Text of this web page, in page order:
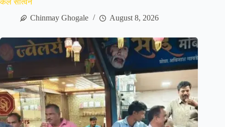
Chinmay Ghogale
August 8, 2026